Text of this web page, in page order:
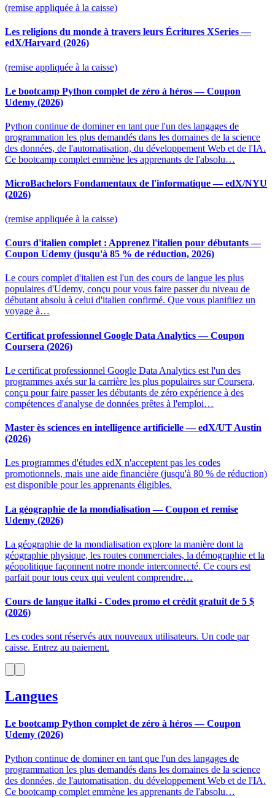
(remise appliquée à la caisse)
Les religions du monde à travers leurs Écritures XSeries —
edX/Harvard (2026)
(remise appliquée à la caisse)
Le bootcamp Python complet de zéro à héros — Coupon
Udemy (2026)
Python continue de dominer en tant que l'un des langages de
programmation les plus demandés dans les domaines de la science
des données, de l'automatisation, du développement Web et de l'IA.
Ce bootcamp complet emmène les apprenants de l'absolu…
MicroBachelors Fondamentaux de l'informatique — edX/NYU
(2026)
(remise appliquée à la caisse)
Cours d'italien complet : Apprenez l'italien pour débutants —
Coupon Udemy (jusqu'à 85 % de réduction, 2026)
Le cours complet d'italien est l'un des cours de langue les plus
populaires d'Udemy, conçu pour vous faire passer du niveau de
débutant absolu à celui d'italien confirmé. Que vous planifiiez un
voyage à…
Certificat professionnel Google Data Analytics — Coupon
Coursera (2026)
Le certificat professionnel Google Data Analytics est l'un des
programmes axés sur la carrière les plus populaires sur Coursera,
conçu pour faire passer les débutants de zéro expérience à des
compétences d'analyse de données prêtes à l'emploi…
Master ès sciences en intelligence artificielle — edX/UT Austin
(2026)
Les programmes d'études edX n'acceptent pas les codes
promotionnels, mais une aide financière (jusqu'à 80 % de réduction)
est disponible pour les apprenants éligibles.
La géographie de la mondialisation — Coupon et remise
Udemy (2026)
La géographie de la mondialisation explore la manière dont la
géographie physique, les routes commerciales, la démographie et la
géopolitique façonnent notre monde interconnecté. Ce cours est
parfait pour tous ceux qui veulent comprendre…
Cours de langue italki - Codes promo et crédit gratuit de 5 $
(2026)
Les codes sont réservés aux nouveaux utilisateurs. Un code par
caisse. Entrez au paiement.
Langues
Le bootcamp Python complet de zéro à héros — Coupon
Udemy (2026)
Python continue de dominer en tant que l'un des langages de
programmation les plus demandés dans les domaines de la science
des données, de l'automatisation, du développement Web et de l'IA.
Ce bootcamp complet emmène les apprenants de l'absolu…